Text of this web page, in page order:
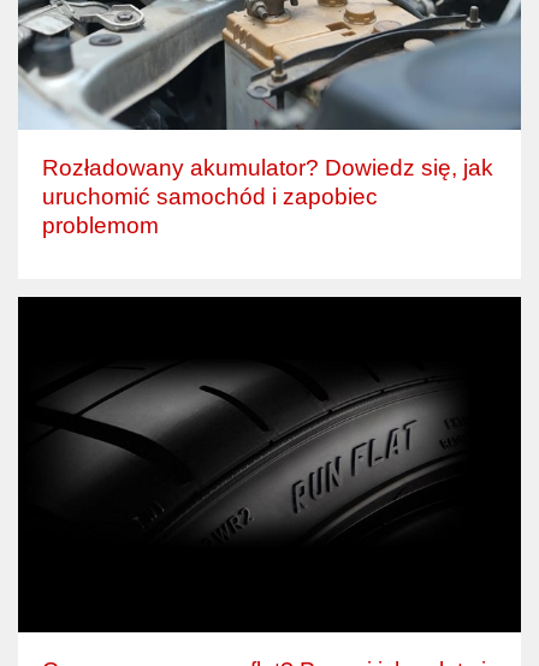
Rozładowany akumulator? Dowiedz się, jak
uruchomić samochód i zapobiec
problemom